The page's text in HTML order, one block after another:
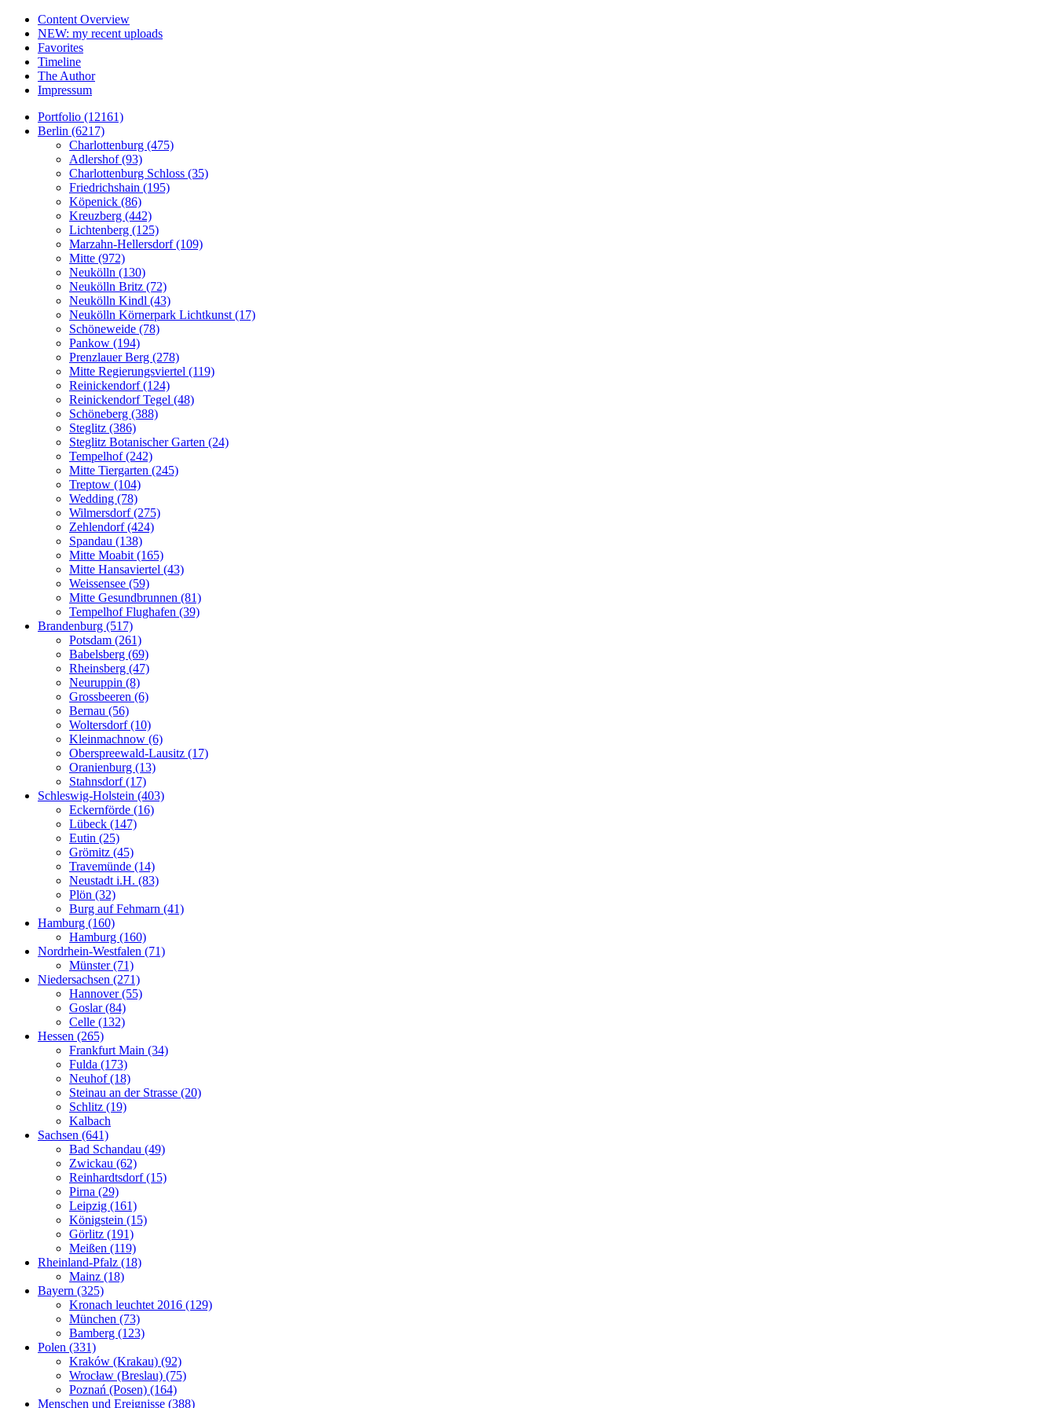
Content Overview
NEW: my recent uploads
Favorites
Timeline
The Author
Impressum
Portfolio (12161)
Berlin (6217)
Charlottenburg (475)
Adlershof (93)
Charlottenburg Schloss (35)
Friedrichshain (195)
Köpenick (86)
Kreuzberg (442)
Lichtenberg (125)
Marzahn-Hellersdorf (109)
Mitte (972)
Neukölln (130)
Neukölln Britz (72)
Neukölln Kindl (43)
Neukölln Körnerpark Lichtkunst (17)
Schöneweide (78)
Pankow (194)
Prenzlauer Berg (278)
Mitte Regierungsviertel (119)
Reinickendorf (124)
Reinickendorf Tegel (48)
Schöneberg (388)
Steglitz (386)
Steglitz Botanischer Garten (24)
Tempelhof (242)
Mitte Tiergarten (245)
Treptow (104)
Wedding (78)
Wilmersdorf (275)
Zehlendorf (424)
Spandau (138)
Mitte Moabit (165)
Mitte Hansaviertel (43)
Weissensee (59)
Mitte Gesundbrunnen (81)
Tempelhof Flughafen (39)
Brandenburg (517)
Potsdam (261)
Babelsberg (69)
Rheinsberg (47)
Neuruppin (8)
Grossbeeren (6)
Bernau (56)
Woltersdorf (10)
Kleinmachnow (6)
Oberspreewald-Lausitz (17)
Oranienburg (13)
Stahnsdorf (17)
Schleswig-Holstein (403)
Eckernförde (16)
Lübeck (147)
Eutin (25)
Grömitz (45)
Travemünde (14)
Neustadt i.H. (83)
Plön (32)
Burg auf Fehmarn (41)
Hamburg (160)
Hamburg (160)
Nordrhein-Westfalen (71)
Münster (71)
Niedersachsen (271)
Hannover (55)
Goslar (84)
Celle (132)
Hessen (265)
Frankfurt Main (34)
Fulda (173)
Neuhof (18)
Steinau an der Strasse (20)
Schlitz (19)
Kalbach
Sachsen (641)
Bad Schandau (49)
Zwickau (62)
Reinhardtsdorf (15)
Pirna (29)
Leipzig (161)
Königstein (15)
Görlitz (191)
Meißen (119)
Rheinland-Pfalz (18)
Mainz (18)
Bayern (325)
Kronach leuchtet 2016 (129)
München (73)
Bamberg (123)
Polen (331)
Kraków (Krakau) (92)
Wrocław (Breslau) (75)
Poznań (Posen) (164)
Menschen und Ereignisse (388)